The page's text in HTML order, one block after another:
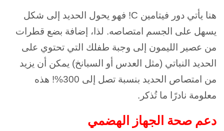
هنا يأتي دور فيتامين C! فهو يحول الحديد إلى شكل
يسهل على الجسم امتصاصه. لذا، إضافة بضع قطرات
من عصير الليمون إلى وجبة طفلك التي تحتوي على
الحديد النباتي (مثل العدس أو السبانخ) يمكن أن يزيد
من امتصاص الحديد بنسبة تصل إلى 300%! هذه
معلومة نادرًا ما تُذكر.
دعم صحة الجهاز الهضمي